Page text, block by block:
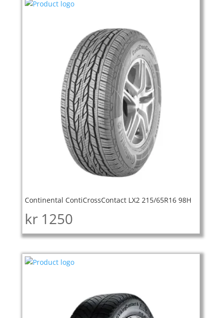
Continental ContiCrossContact LX2 215/65R16 98H
kr 1250